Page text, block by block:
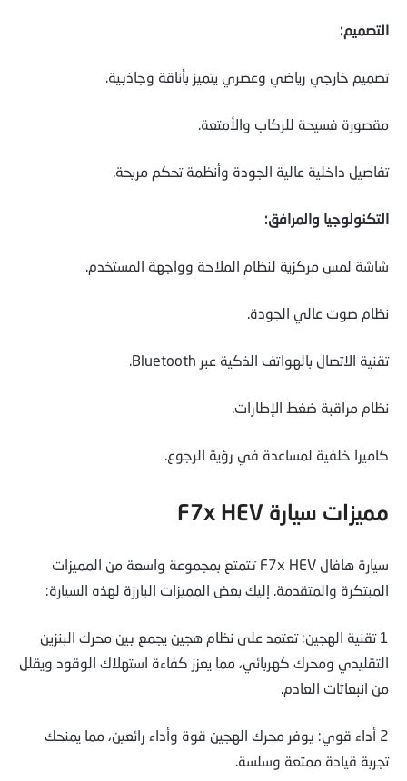
التصميم:
تصميم خارجي رياضي وعصري يتميز بأناقة وجاذبية.
مقصورة فسيحة للركاب والأمتعة.
تفاصيل داخلية عالية الجودة وأنظمة تحكم مريحة.
التكنولوجيا والمرافق:
شاشة لمس مركزية لنظام الملاحة وواجهة المستخدم.
نظام صوت عالي الجودة.
تقنية الاتصال بالهواتف الذكية عبر Bluetooth.
نظام مراقبة ضغط الإطارات.
كاميرا خلفية لمساعدة في رؤية الرجوع.
مميزات سيارة F7x HEV
سيارة هافال F7x HEV تتمتع بمجموعة واسعة من المميزات
المبتكرة والمتقدمة. إليك بعض المميزات البارزة لهذه السيارة:
1 تقنية الهجين: تعتمد على نظام هجين يجمع بين محرك البنزين
التقليدي ومحرك كهربائي، مما يعزز كفاءة استهلاك الوقود ويقلل
من انبعاثات العادم.
2 أداء قوي: يوفر محرك الهجين قوة وأداء رائعين، مما يمنحك
تجربة قيادة ممتعة وسلسة.